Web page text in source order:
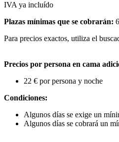
IVA ya incluído
Plazas mínimas que se cobrarán: 6
Para precios exactos, utiliza el
Precios por persona en cama
22 € por persona y noche
Condiciones:
Algunos días se exige un
Algunos días se cobrará un